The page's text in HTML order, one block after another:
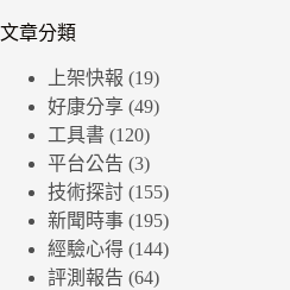
文章分類
上架快報 (19)
好康分享 (49)
工具書 (120)
平台公告 (3)
技術探討 (155)
新聞時事 (195)
經驗心得 (144)
評測報告 (64)